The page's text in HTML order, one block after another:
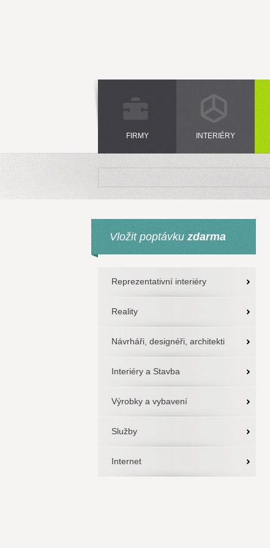
FIRMY INTERIÉRY
Vložit poptávku zdarma
Reprezentativní interiéry
Reality
Návrháři, designéři, architekti
Interiéry a Stavba
Výrobky a vybavení
Služby
Internet